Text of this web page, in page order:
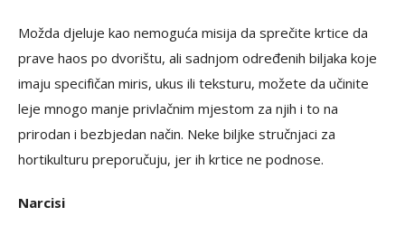
Možda djeluje kao nemoguća misija da sprečite krtice da
prave haos po dvorištu, ali sadnjom određenih biljaka koje
imaju specifičan miris, ukus ili teksturu, možete da učinite
leje mnogo manje privlačnim mjestom za njih i to na
prirodan i bezbjedan način. Neke biljke stručnjaci za
hortikulturu preporučuju, jer ih krtice ne podnose.
Narcisi